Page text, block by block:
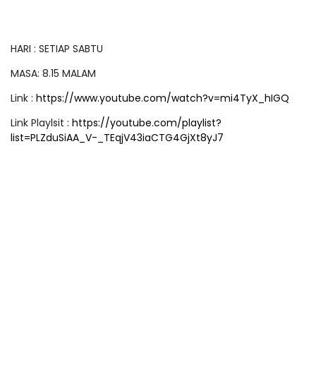
HARI : SETIAP SABTU
MASA: 8.15 MALAM
Link : https://www.youtube.com/watch?v=mi4TyX_hIGQ
Link Playlsit : https://youtube.com/playlist?
list=PLZduSiAA_V-_TEqjV43iaCTG4GjXt8yJ7